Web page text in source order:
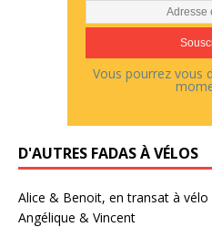
Vous pourrez vous
D'AUTRES FADAS À VÉLOS
Alice & Benoit, en transat à vélo
Angélique & Vincent